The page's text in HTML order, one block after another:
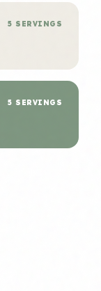
5 SERVINGS
5 SERVINGS